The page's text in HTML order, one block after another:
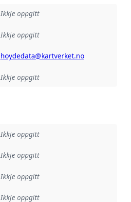
Ikkje oppgitt
Ikkje oppgitt
hoydedata@kartverket.no
Ikkje oppgitt
Ikkje oppgitt
:
Ikkje oppgitt
Ikkje oppgitt
:
Ikkje oppgitt